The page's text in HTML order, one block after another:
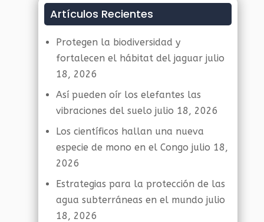
Artículos Recientes
Protegen la biodiversidad y
fortalecen el hábitat del jaguar julio
18, 2026
Así pueden oír los elefantes las
vibraciones del suelo julio 18, 2026
Los científicos hallan una nueva
especie de mono en el Congo julio 18,
2026
Estrategias para la protección de las
agua subterráneas en el mundo julio
18, 2026